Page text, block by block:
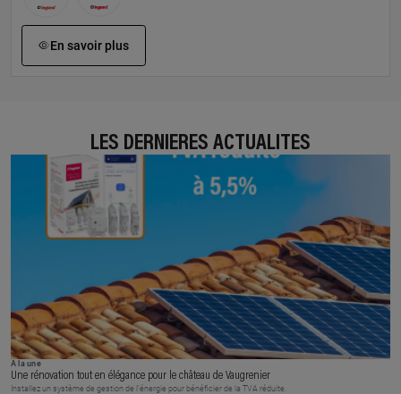
En savoir plus
LES DERNIÈRES ACTUALITÉS
À la une
Une rénovation tout en élégance pour le château de Vaugrenier
Installez un système de gestion de l’énergie pour bénéficier de la TVA réduite.